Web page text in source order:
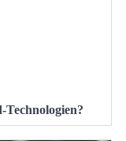
Technologien?